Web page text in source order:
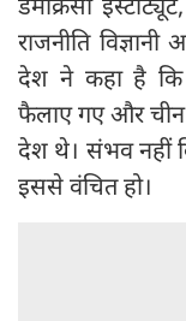
राजनीति
देश ने कहा है कि
फैलाए गए और
देश थे। संभव नहीं
इससे वंचित हो।